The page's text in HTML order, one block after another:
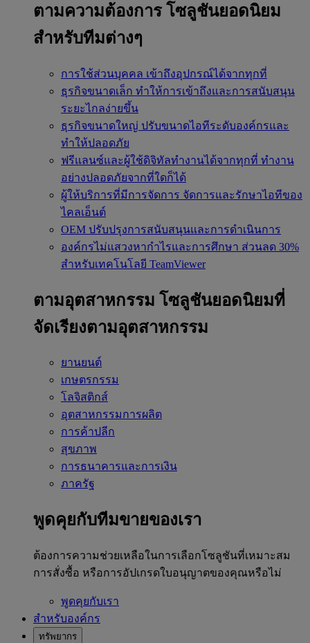
ตามความต้องการ โซลูชันยอดนิยม
สำหรับทีมต่างๆ
การใช้ส่วนบุคคล เข้าถึงอุปกรณ์ได้จากทุกที่
ธุรกิจขนาดเล็ก ทำให้การเข้าถึงและการสนับสนุน
ระยะไกลง่ายขึ้น
ธุรกิจขนาดใหญ่ ปรับขนาดไอทีระดับองค์กรและ
ทำให้ปลอดภัย
ฟรีแลนซ์และผู้ใช้ดิจิทัลทำงานได้จากทุกที่ ทำงาน
อย่างปลอดภัยจากที่ใดก็ได้
ผู้ให้บริการที่มีการจัดการ จัดการและรักษาไอทีของ
ไคลเอ็นต์
OEM ปรับปรุงการสนับสนุนและการดำเนินการ
องค์กรไม่แสวงหากำไรและการศึกษา ส่วนลด 30%
สำหรับเทคโนโลยี TeamViewer
ตามอุตสาหกรรม โซลูชันยอดนิยมที่
จัดเรียงตามอุตสาหกรรม
ยานยนต์
เกษตรกรรม
โลจิสติกส์
อุตสาหกรรมการผลิต
การค้าปลีก
สุขภาพ
การธนาคารและการเงิน
ภาครัฐ
พูดคุยกับทีมขายของเรา
ต้องการความช่วยเหลือในการเลือกโซลูชันที่เหมาะสม
การสั่งซื้อ หรือการอัปเกรดใบอนุญาตของคุณหรือไม่
พูดคุยกับเรา
สำหรับองค์กร
ทรัพยากร